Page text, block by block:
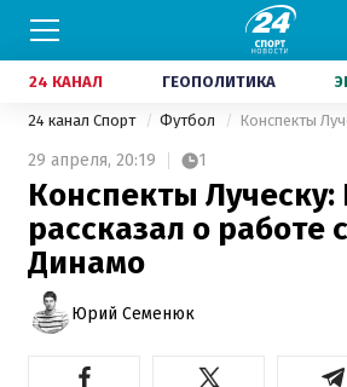
24 КАНАЛ ГЕОПОЛИТИКА
24 канал Спорт Футбол
29 апреля, 20:19 1
Конспекты Луческу:
рассказал о работе
Динамо
Юрий Семенюк